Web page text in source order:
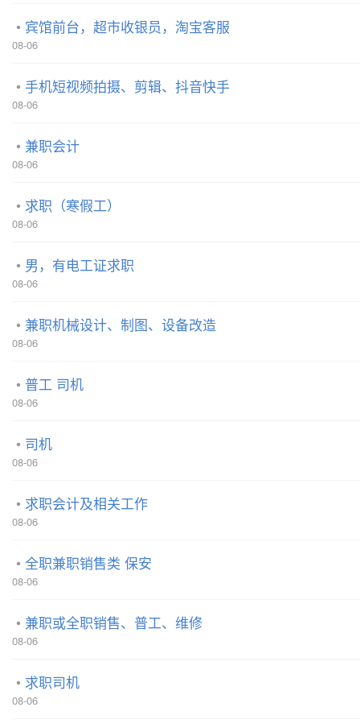
宾馆前台，超市收银员，淘宝客服
08-06
手机短视频拍摄、剪辑、抖音快手
08-06
兼职会计
08-06
求职（寒假工）
08-06
男，有电工证求职
08-06
兼职机械设计、制图、设备改造
08-06
普工 司机
08-06
司机
08-06
求职会计及相关工作
08-06
全职兼职销售类 保安
08-06
兼职或全职销售、普工、维修
08-06
求职司机
08-06